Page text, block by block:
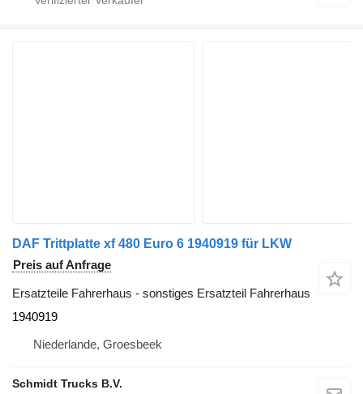
DAF Trittplatte xf 480 Euro 6 1940919 für LKW
Preis auf Anfrage
Ersatzteile Fahrerhaus - sonstiges Ersatzteil Fahrerhaus
1940919
Niederlande, Groesbeek
Schmidt Trucks B.V.